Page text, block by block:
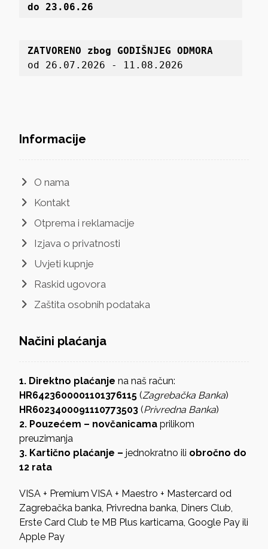
do 23.06.26
ZATVORENO zbog GODIŠNJEG ODMORA
od 26.07.2026 - 11.08.2026
Informacije
O nama
Kontakt
Otprema i reklamacije
Izjava o privatnosti
Uvjeti kupnje
Raskid ugovora
Zaštita osobnih podataka
Načini plaćanja
1. Direktno plaćanje na naš račun:
HR6423600001101376115(Zagrebačka Banka)
HR6023400091110773503(Privredna Banka)
2. Pouzećem – novčanicamaprilikom
preuzimanja
3. Kartično plaćanje –jednokratno ili obročno do
12 rata
VISA + Premium VISA + Maestro + Mastercard od
Zagrebačka banka, Privredna banka, Diners Club,
Erste Card Club te MB Plus karticama, Google Pay ili
Apple Pay